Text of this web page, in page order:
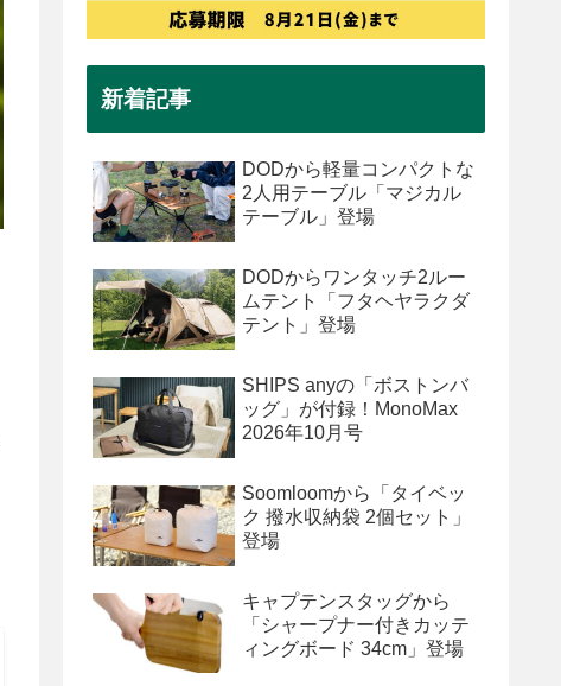
新着記事
DODから軽量コンパクトな
2人用テーブル「マジカル
テーブル」登場
DODからワンタッチ2ルー
ムテント「フタヘヤラクダ
テント」登場
SHIPS anyの「ボストンバ
ッグ」が付録！MonoMax
2026年10月号
Soomloomから「タイベッ
ク 撥水収納袋 2個セット」
登場
キャプテンスタッグから
「シャープナー付きカッテ
ィングボード 34cm」登場